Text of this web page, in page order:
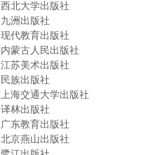
西北大学出版社
九洲出版社
现代教育出版社
内蒙古人民出版社
江苏美术出版社
民族出版社
上海交通大学出版社
译林出版社
广东教育出版社
北京燕山出版社